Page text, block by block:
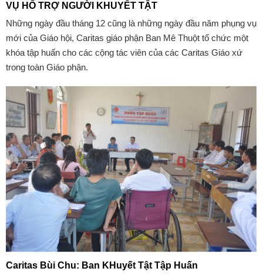
VỤ HỔ TRỢ NGƯỜI KHUYẾT TẬT
Những ngày đầu tháng 12 cũng là những ngày đầu năm phụng vụ
mới của Giáo hội, Caritas giáo phận Ban Mê Thuột tổ chức một
khóa tập huấn cho các cộng tác viên của các Caritas Giáo xứ
trong toàn Giáo phận.
Caritas Bùi Chu: Ban KHuyết Tật Tập Huấn